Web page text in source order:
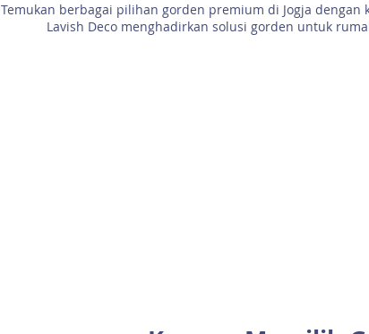
Temukan berbagai pilihan gorden premium di Jogja
Lavish Deco menghadirkan solusi gorden untuk